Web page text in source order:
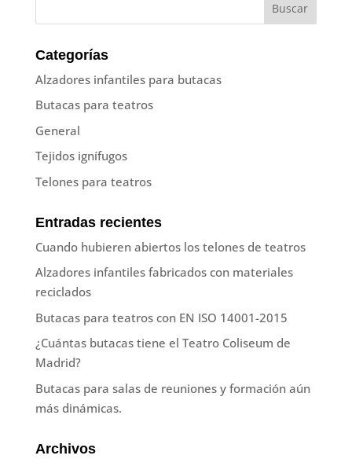
Categorías
Alzadores infantiles para butacas
Butacas para teatros
General
Tejidos ignífugos
Telones para teatros
Entradas recientes
Cuando hubieren abiertos los telones de teatros
Alzadores infantiles fabricados con materiales
reciclados
Butacas para teatros con EN ISO 14001-2015
¿Cuántas butacas tiene el Teatro Coliseum de
Madrid?
Butacas para salas de reuniones y formación aún
más dinámicas.
Archivos